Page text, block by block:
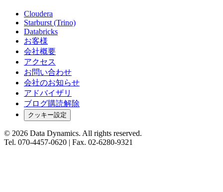
Cloudera
Starburst (Trino)
Databricks
お客様
会社概要
アクセス
お問い合わせ
会社のお知らせ
アドバイザリ
ブログ購読解除
クッキー設定
© 2026 Data Dynamics. All rights reserved.
Tel. 070-4457-0620 | Fax. 02-6280-9321